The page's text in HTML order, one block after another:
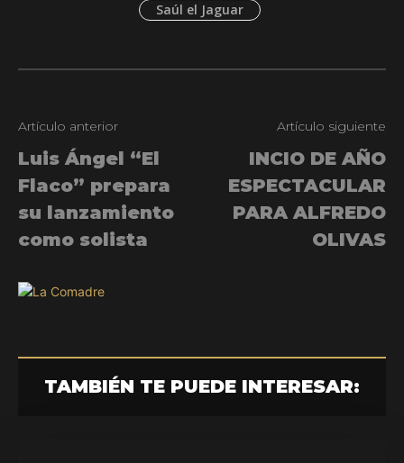
Saúl el Jaguar
Artículo anterior
Luis Ángel “El
Flaco” prepara
su lanzamiento
como solista
Artículo siguiente
INCIO DE AÑO
ESPECTACULAR
PARA ALFREDO
OLIVAS
TAMBIÉN TE PUEDE INTERESAR: